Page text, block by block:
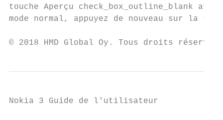
touche Aperçu check_box_outline_blank
mode normal, appuyez de nouveau sur la
© 2018 HMD Global Oy. Tous
Nokia 3 Guide de l'utilisateur